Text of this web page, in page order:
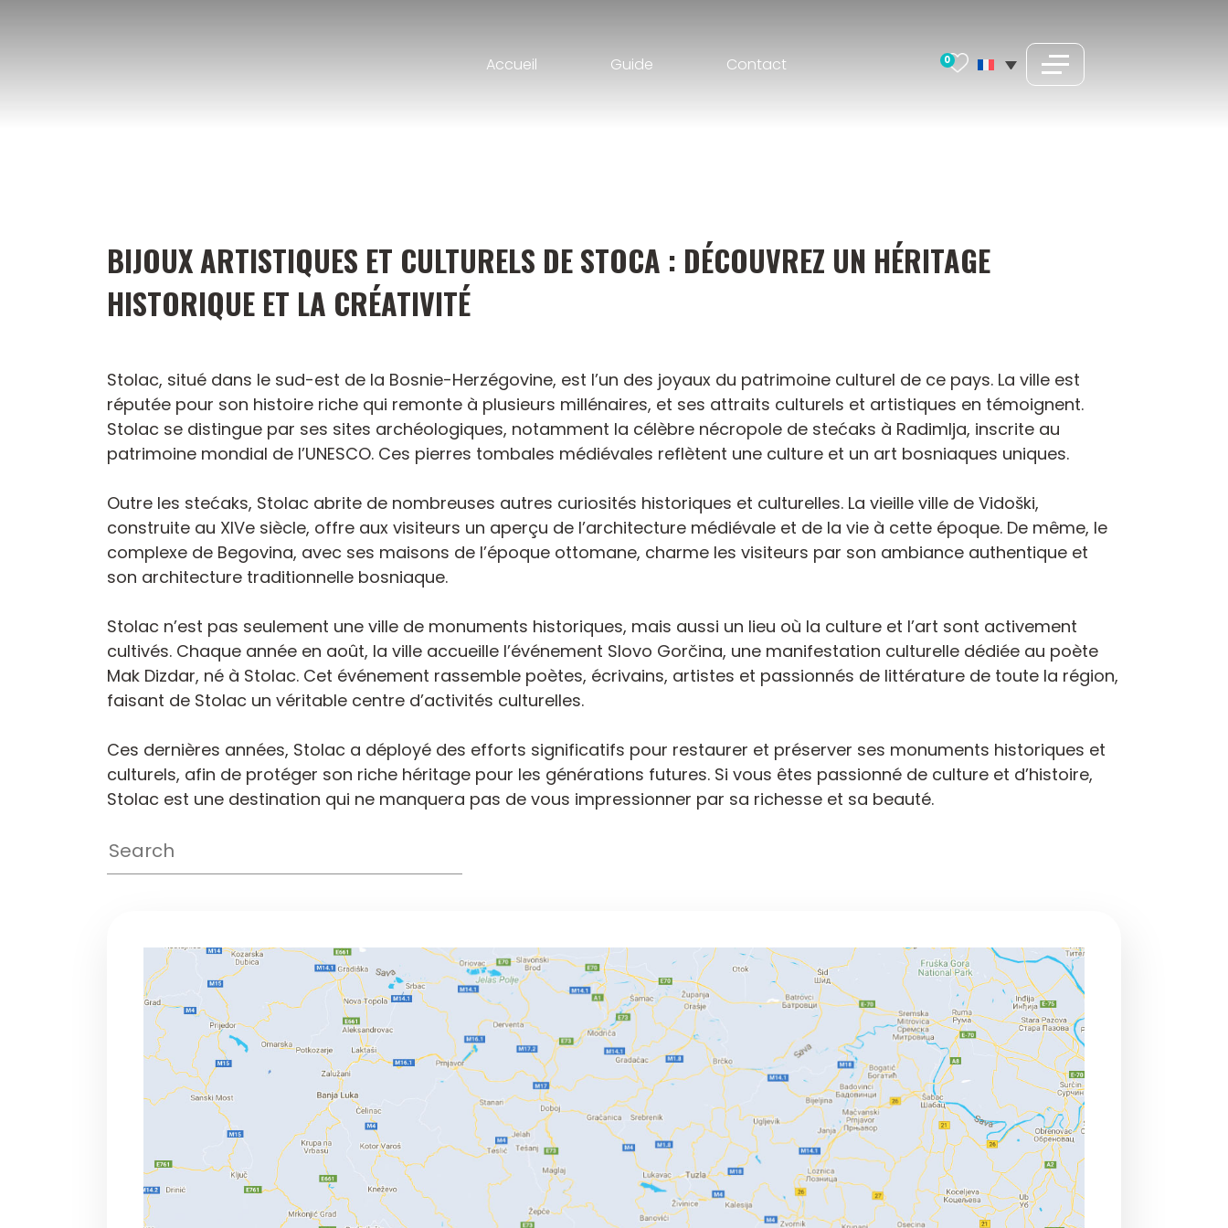
Accueil Guide Contact 0
BIJOUX ARTISTIQUES ET CULTURELS DE STOCA : DÉCOUVREZ UN HÉRITAGE
HISTORIQUE ET LA CRÉATIVITÉ
Stolac, situé dans le sud-est de la Bosnie-Herzégovine, est l’un des joyaux du patrimoine culturel de ce pays. La ville est
réputée pour son histoire riche qui remonte à plusieurs millénaires, et ses attraits culturels et artistiques en témoignent.
Stolac se distingue par ses sites archéologiques, notamment la célèbre nécropole de stećaks à Radimlja, inscrite au
patrimoine mondial de l’UNESCO. Ces pierres tombales médiévales reflètent une culture et un art bosniaques uniques.
Outre les stećaks, Stolac abrite de nombreuses autres curiosités historiques et culturelles. La vieille ville de Vidoški,
construite au XIVe siècle, offre aux visiteurs un aperçu de l’architecture médiévale et de la vie à cette époque. De même, le
complexe de Begovina, avec ses maisons de l’époque ottomane, charme les visiteurs par son ambiance authentique et
son architecture traditionnelle bosniaque.
Stolac n’est pas seulement une ville de monuments historiques, mais aussi un lieu où la culture et l’art sont activement
cultivés. Chaque année en août, la ville accueille l’événement Slovo Gorčina, une manifestation culturelle dédiée au poète
Mak Dizdar, né à Stolac. Cet événement rassemble poètes, écrivains, artistes et passionnés de littérature de toute la région,
faisant de Stolac un véritable centre d’activités culturelles.
Ces dernières années, Stolac a déployé des efforts significatifs pour restaurer et préserver ses monuments historiques et
culturels, afin de protéger son riche héritage pour les générations futures. Si vous êtes passionné de culture et d’histoire,
Stolac est une destination qui ne manquera pas de vous impressionner par sa richesse et sa beauté.